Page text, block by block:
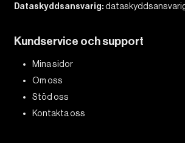
Dataskyddsansvarig:
Kundservice och support
Mina sidor
Om oss
Stöd oss
Kontakta oss